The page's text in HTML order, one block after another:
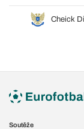
Cheick
Soutěže